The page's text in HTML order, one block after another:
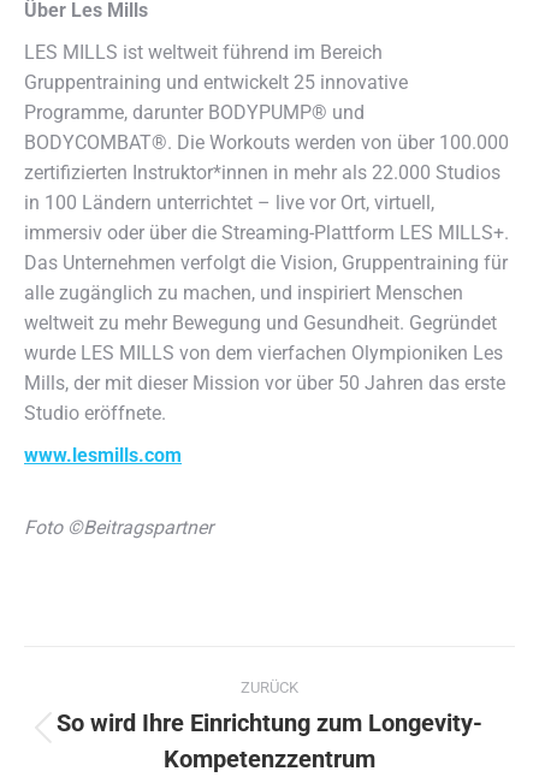
Über Les Mills
LES MILLS ist weltweit führend im Bereich
Gruppentraining und entwickelt 25 innovative
Programme, darunter BODYPUMP® und
BODYCOMBAT®. Die Workouts werden von über 100.000
zertifizierten Instruktor*innen in mehr als 22.000 Studios
in 100 Ländern unterrichtet – live vor Ort, virtuell,
immersiv oder über die Streaming-Plattform LES MILLS+.
Das Unternehmen verfolgt die Vision, Gruppentraining für
alle zugänglich zu machen, und inspiriert Menschen
weltweit zu mehr Bewegung und Gesundheit. Gegründet
wurde LES MILLS von dem vierfachen Olympioniken Les
Mills, der mit dieser Mission vor über 50 Jahren das erste
Studio eröffnete.
www.lesmills.com
Foto ©Beitragspartner
Kommentarnavigation
ZURÜCK
Vorheriger
Beitrag:
So wird Ihre Einrichtung zum Longevity-
Kompetenzzentrum